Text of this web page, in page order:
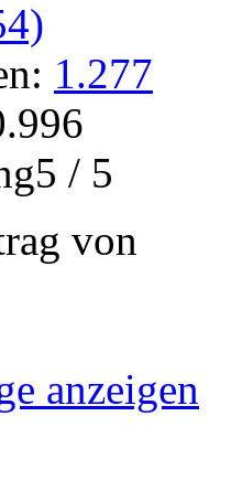
1.277
/ 5
von
anzeigen